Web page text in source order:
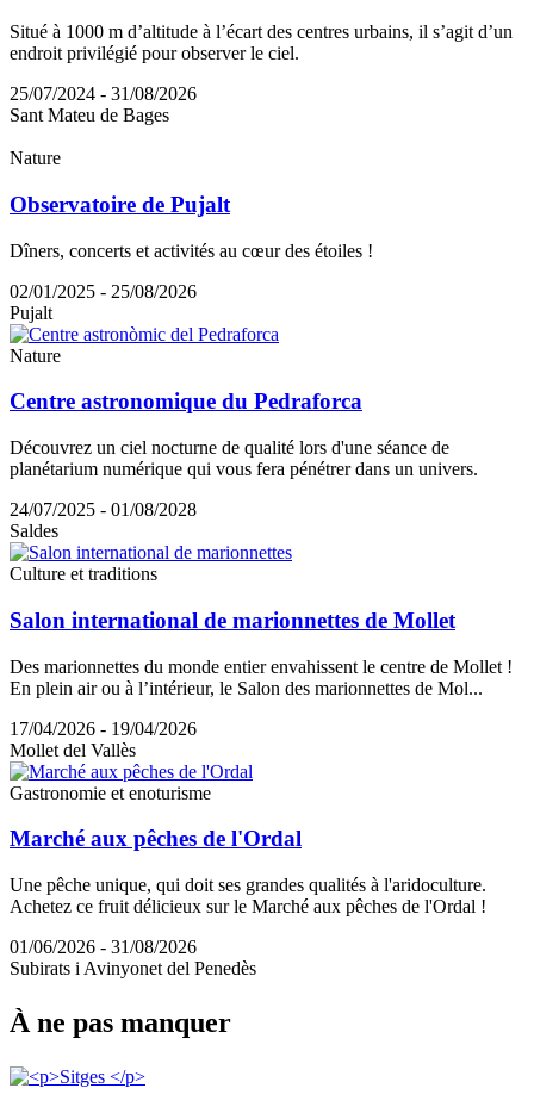
Situé à 1000 m d’altitude à l’écart des centres urbains, il s’agit d’un
endroit privilégié pour observer le ciel.
25/07/2024 - 31/08/2026
Sant Mateu de Bages
Nature
Observatoire de Pujalt
Dîners, concerts et activités au cœur des étoiles !
02/01/2025 - 25/08/2026
Pujalt
Nature
Centre astronomique du Pedraforca
Découvrez un ciel nocturne de qualité lors d'une séance de
planétarium numérique qui vous fera pénétrer dans un univers.
24/07/2025 - 01/08/2028
Saldes
Culture et traditions
Salon international de marionnettes de Mollet
Des marionnettes du monde entier envahissent le centre de Mollet !
En plein air ou à l’intérieur, le Salon des marionnettes de Mol...
17/04/2026 - 19/04/2026
Mollet del Vallès
Gastronomie et enoturisme
Marché aux pêches de l'Ordal
Une pêche unique, qui doit ses grandes qualités à l'aridoculture.
Achetez ce fruit délicieux sur le Marché aux pêches de l'Ordal !
01/06/2026 - 31/08/2026
Subirats i Avinyonet del Penedès
À ne pas manquer